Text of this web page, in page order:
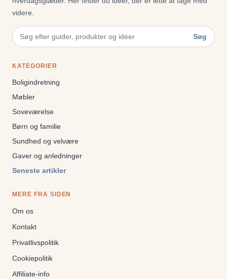
videre.
Søg
KATEGORIER
Boligindretning
Møbler
Soveværelse
Børn og familie
Sundhed og velvære
Gaver og anledninger
Seneste artikler
MERE FRA SIDEN
Om os
Kontakt
Privatlivspolitik
Cookiepolitik
Affiliate-info